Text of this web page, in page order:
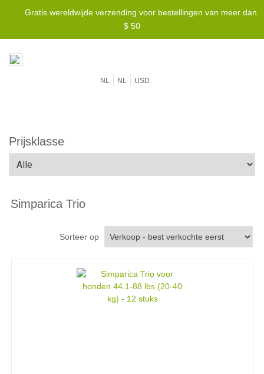
Laagste prijsgarantie -We verslaan elke prijs!
Gratis wereldwijde verzending voor bestellingen van meer dan
$ 50
NL NL USD
Prijsklasse
Simparica Trio
Sorteer op